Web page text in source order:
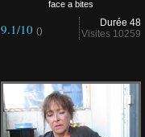
face a bites
Durée 48
Visites 10259
9.1/10 ()